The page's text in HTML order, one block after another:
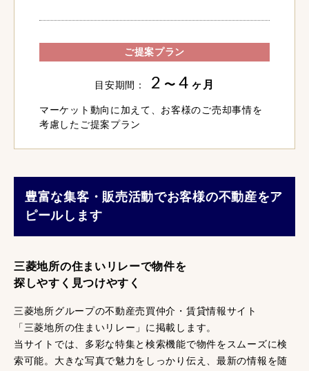
ご提案プラン
目安期間： 2 〜 4 ヶ月
マーケット動向に加えて、お客様のご売却事情を
考慮したご提案プラン
豊富な集客・販売活動でお客様の不動産をア
ピールします
三菱地所の住まいリレーで物件を
探しやすく見つけやすく
三菱地所グループの不動産売買仲介・賃貸情報サイト
「三菱地所の住まいリレー」に掲載します。
当サイトでは、多彩な特集と検索機能で物件をスムーズに検
索可能。大きな写真で魅力をしっかり伝え、最新の情報を随